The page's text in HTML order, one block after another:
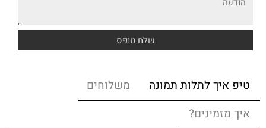
טיפ איך לתלות תמונה
משלוחים
איך מזמינים?